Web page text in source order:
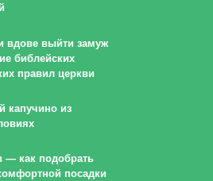
вдове выйти замуж
библейских
правил церкви
капучино из
— как подобрать
посадки